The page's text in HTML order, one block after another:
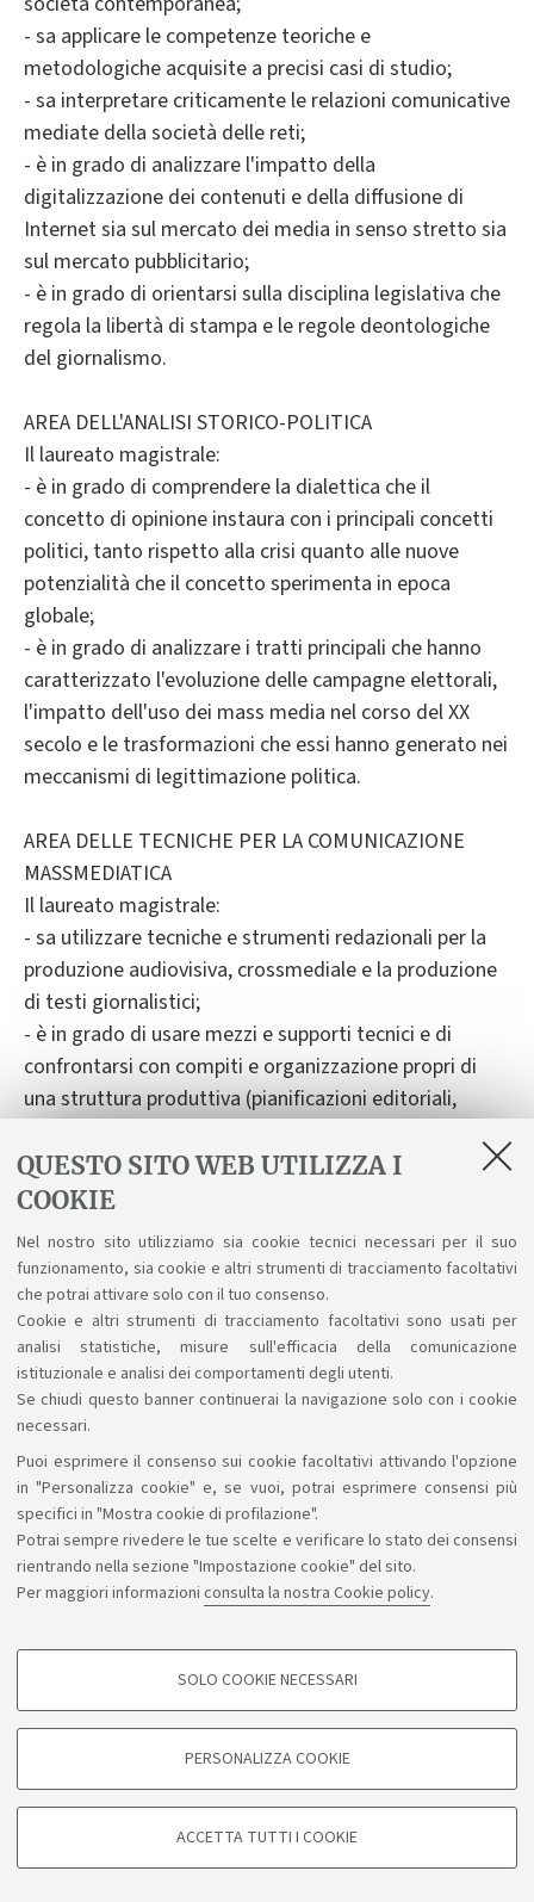
QUESTO SITO WEB UTILIZZA I
COOKIE
Nel nostro sito utilizziamo sia cookie tecnici necessari per il suo
funzionamento, sia cookie e altri strumenti di tracciamento facoltativi
che potrai attivare solo con il tuo consenso.
Cookie e altri strumenti di tracciamento facoltativi sono usati per
analisi statistiche, misure sull'efficacia della comunicazione
istituzionale e analisi dei comportamenti degli utenti.
Se chiudi questo banner continuerai la navigazione solo con i cookie
necessari.
Puoi esprimere il consenso sui cookie facoltativi attivando l'opzione
in "Personalizza cookie" e, se vuoi, potrai esprimere consensi più
specifici in "Mostra cookie di profilazione".
Potrai sempre rivedere le tue scelte e verificare lo stato dei consensi
rientrando nella sezione "Impostazione cookie" del sito.
Per maggiori informazioni consulta la nostra Cookie policy.
COOKIE DI PROFILAZIONE - FACOLTATIVI
degli utenti, creare profili in base al loro comportamento sul sito, per analisi
di marketing.
Google/Youtube Video
SOLO COOKIE NECESSARI
PERSONALIZZA COOKIE
ACCETTA TUTTI I COOKIE
- sa applicare le competenze teoriche e
metodologiche acquisite a precisi casi di studio;
- sa interpretare criticamente le relazioni comunicative
mediate della società delle reti;
- è in grado di analizzare l'impatto della
digitalizzazione dei contenuti e della diffusione di
Internet sia sul mercato dei media in senso stretto sia
sul mercato pubblicitario;
- è in grado di orientarsi sulla disciplina legislativa che
regola la libertà di stampa e le regole deontologiche
del giornalismo.
AREA DELL'ANALISI STORICO-POLITICA
Il laureato magistrale:
- è in grado di comprendere la dialettica che il
concetto di opinione instaura con i principali concetti
politici, tanto rispetto alla crisi quanto alle nuove
potenzialità che il concetto sperimenta in epoca
globale;
- è in grado di analizzare i tratti principali che hanno
caratterizzato l'evoluzione delle campagne elettorali,
l'impatto dell'uso dei mass media nel corso del XX
secolo e le trasformazioni che essi hanno generato nei
meccanismi di legittimazione politica.
AREA DELLE TECNICHE PER LA COMUNICAZIONE
MASSMEDIATICA
Il laureato magistrale:
- sa utilizzare tecniche e strumenti redazionali per la
produzione audiovisiva, crossmediale e la produzione
di testi giornalistici;
- è in grado di usare mezzi e supporti tecnici e di
confrontarsi con compiti e organizzazione propri di
una struttura produttiva (pianificazioni editoriali,
dei diritti di immagine e del marketing, ecc.);
- sa analizzare gli aspetti contestuali che determinano
le caratteristiche lessicali e grammaticali delle diverse
varietà di discorso politico;
- è in grado infine di svolgere un'analisi semantica e
lessicale di un singolo discorso politico e di un corpus
di testi politici;
- sa lavorare in gruppo ed è in grado di relazionarsi e
interagire con gli altri anche attraverso modalità di
networking;
- è in grado di lavorare sotto pressione e con tempi
stretti.
Inoltre, attraverso la frequenza agli insegnamenti
seminariali previsti dal piano didattico:
- sa utilizzare piattaforme di produzione e
condivisione di contenuti informativi proprie del web
2.0 (Twitter, Storify, etc.);
- sa analizzare i principali modelli produttivi televisivi;
testi di comunicazione politica.